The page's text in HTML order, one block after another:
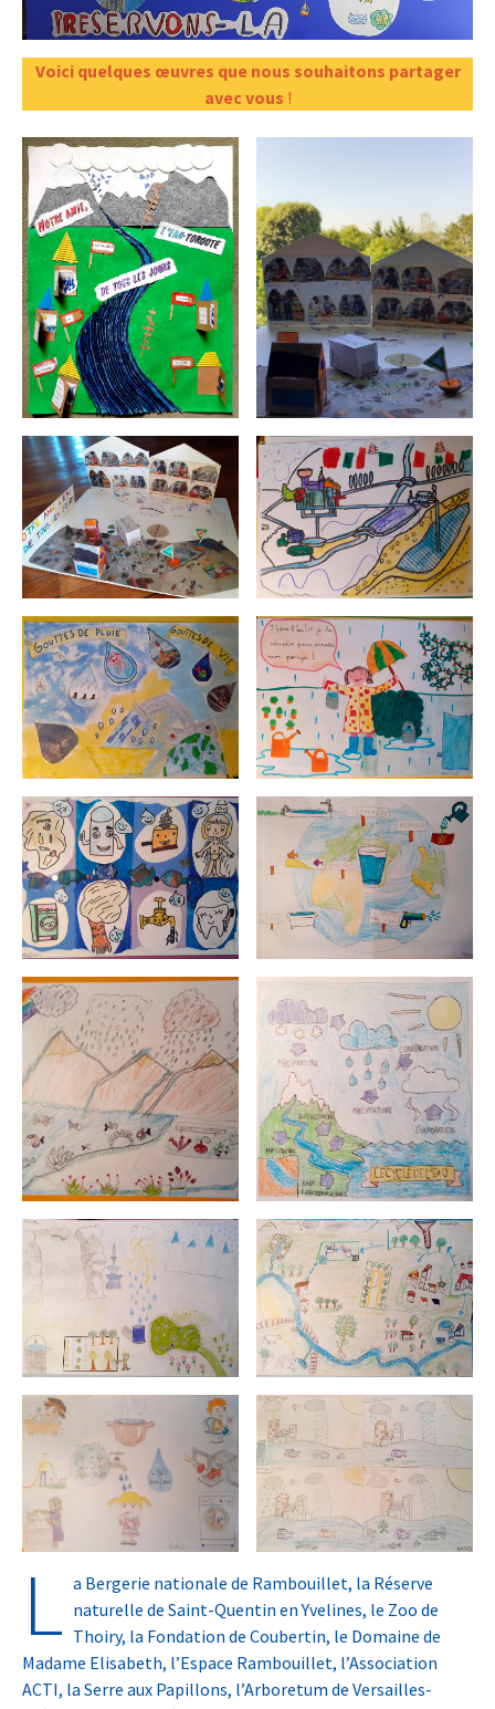
Voici quelques œuvres que nous souhaitons partager
avec vous !
L a Bergerie nationale de Rambouillet, la Réserve
naturelle de Saint-Quentin en Yvelines, le Zoo de
Thoiry, la Fondation de Coubertin, le Domaine de
Madame Elisabeth, l’Espace Rambouillet, l’Association
ACTI, la Serre aux Papillons, l’Arboretum de Versailles-